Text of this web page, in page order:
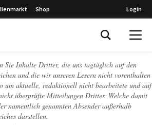
Shop Login
Sie Inhalte Dritter, die uns tagtäglich auf den
und die wir unseren Lesern nicht vorenthalten
um aktuelle, redaktionell nicht bearbeitete und auf
überprüfte Mitteilungen Dritter. Welche damit
namentlich genannten Absender außerhalb
darstellen.